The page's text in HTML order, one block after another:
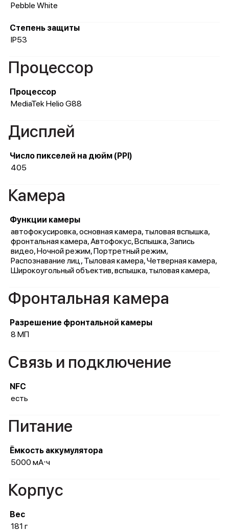
Pebble White
Степень защиты
IP53
Процессор
Процессор
MediaTek Helio G88
Дисплей
Число пикселей на дюйм (PPI)
405
Камера
Функции камеры
автофокусировка, основная камера, тыловая вспышка,
фронтальная камера, Автофокус, Вспышка, Запись
видео, Ночной режим, Портретный режим,
Распознавание лиц, Тыловая камера, Четверная камера,
Широкоугольный объектив, вспышка, тыловая камера,
Фронтальная камера
Разрешение фронтальной камеры
8 МП
Связь и подключение
NFC
есть
Питание
Ёмкость аккумулятора
5000 мА⋅ч
Корпус
Вес
181 г